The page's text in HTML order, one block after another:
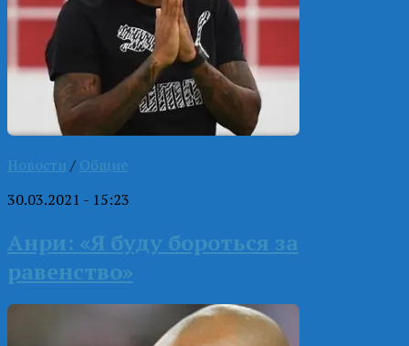
Новости / Общие
30.03.2021 - 15:23
Анри: «Я буду бороться за
равенство»